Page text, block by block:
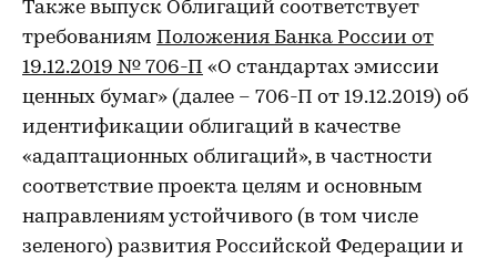
Также выпуск Облигаций соответствует
требованиям Положения Банка России от
19.12.2019 № 706-П «О стандартах эмиссии
ценных бумаг» (далее – 706-П от 19.12.2019) об
идентификации облигаций в качестве
«адаптационных облигаций», в частности
соответствие проекта целям и основным
направлениям устойчивого (в том числе
зеленого) развития Российской Федерации и